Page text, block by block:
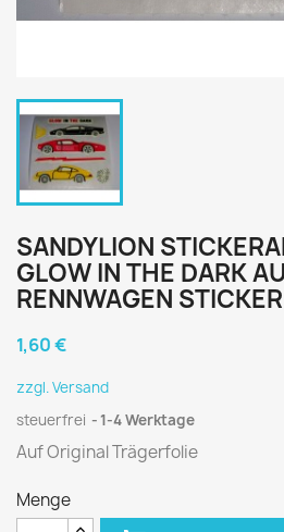
SANDYLION
GLOW IN THE DARK
RENNWAGEN
1,60 €
zzgl. Versand
steuerfrei
1-4 Werktage
Auf Original Trägerfolie
Menge